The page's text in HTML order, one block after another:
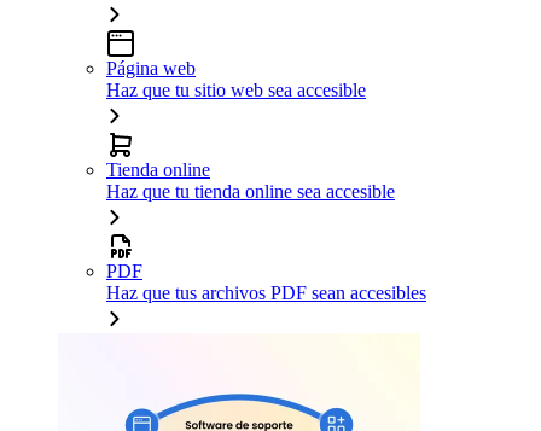
Página web
Haz que tu sitio web sea accesible
Tienda online
Haz que tu tienda online sea accesible
PDF
Haz que tus archivos PDF sean accesibles